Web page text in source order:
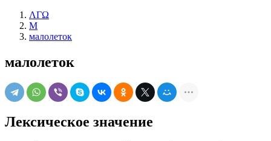
ΛΓΩ
М
малолеток
малолеток
Лексическое значение